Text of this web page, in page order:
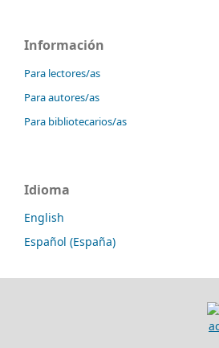
Información
Para lectores/as
Para autores/as
Para bibliotecarios/as
Idioma
English
Español (España)